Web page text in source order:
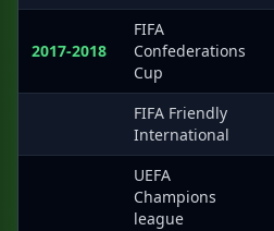
2017-2018
FIFA
Confederations
Cup
FIFA Friendly
International
UEFA
Champions
league